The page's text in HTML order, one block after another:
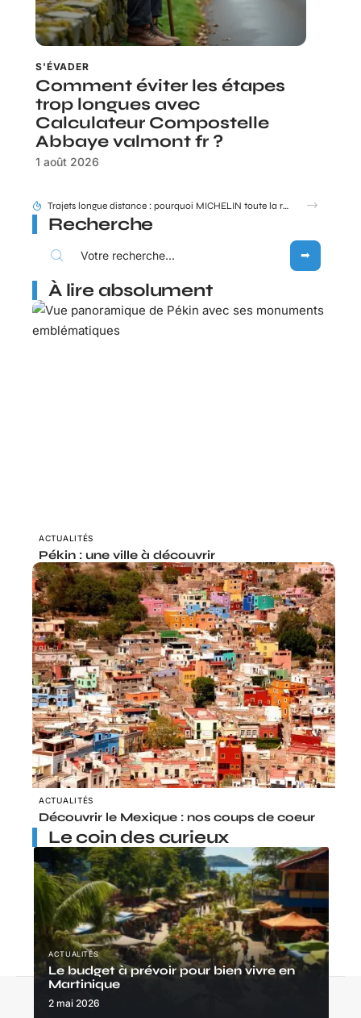
S'ÉVADER
Comment éviter les étapes
trop longues avec
Calculateur Compostelle
Abbaye valmont fr ?
1 août 2026
Trajets longue distance : pourquoi MICHELIN toute la route reste une référence en 2026 ?
Recherche
À lire absolument
ACTUALITÉS
Pékin : une ville à découvrir
ACTUALITÉS
Découvrir le Mexique : nos coups de coeur
Le coin des curieux
ACTUALITÉS
Le budget à prévoir pour bien vivre en
Martinique
2 mai 2026
Contact